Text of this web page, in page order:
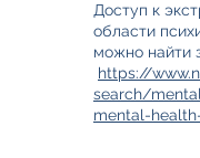
Доступ к
области
можно найти
https://
search/
mental-